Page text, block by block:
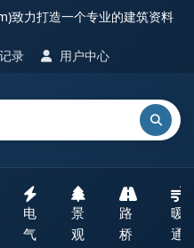
力打造一个专业的建筑资料
录 用户中心
电
气
景
观
路
桥
暖
通